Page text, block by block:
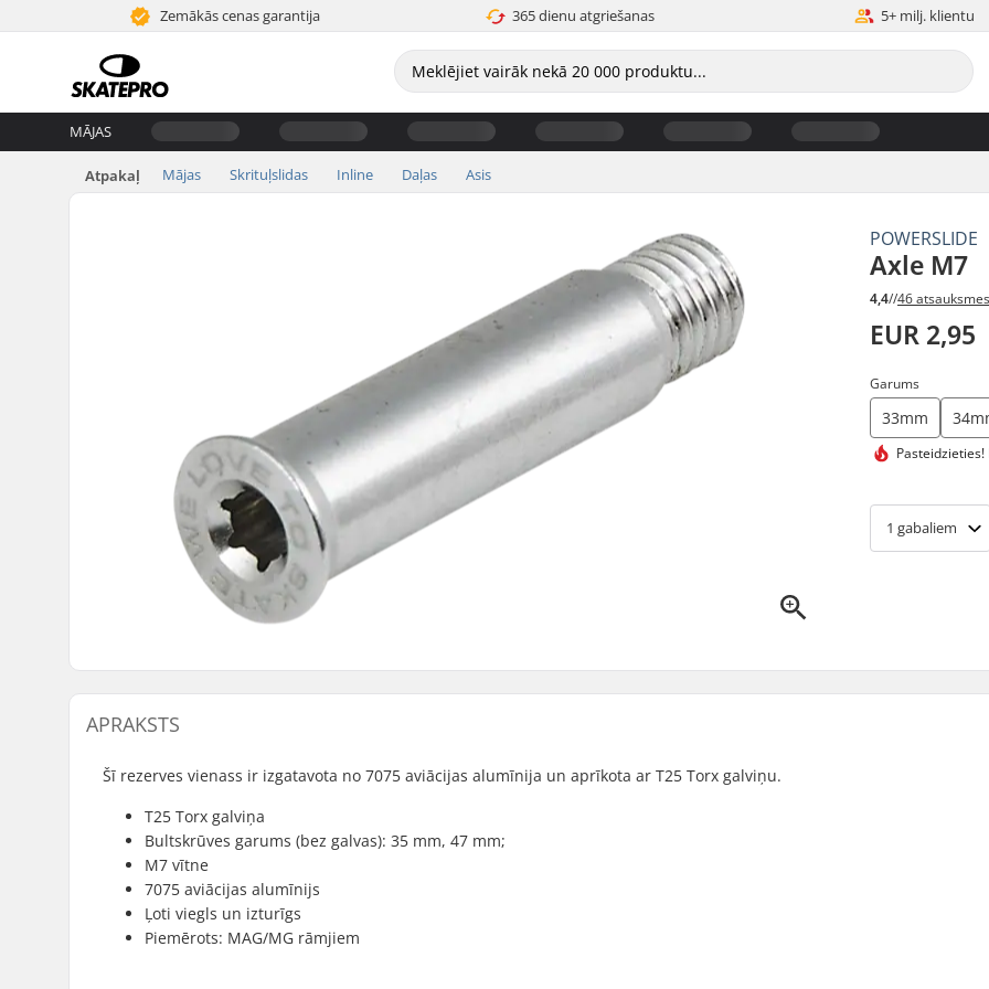
Zemākās cenas garantija 365 dienu atgriešanas 5+ milj. klientu
MĀJAS
Atpakaļ Mājas Skrituļslidas Inline Daļas Asis
POWERSLIDE
Axle M7
4,4//46 atsauksmes
EUR 2,95
Garums
33mm
Pasteidzieties!
1 gabaliem
APRAKSTS
Šī rezerves vienass ir izgatavota no 7075 aviācijas alumīnija un aprīkota ar T25 Torx galviņu.
T25 Torx galviņa
Bultskrūves garums (bez galvas): 35 mm, 47 mm;
M7 vītne
7075 aviācijas alumīnijs
Ļoti viegls un izturīgs
Piemērots: MAG/MG rāmjiem